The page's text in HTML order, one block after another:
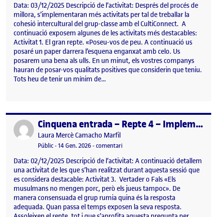
Data: 03/12/2025 Descripció de l’activitat: Després del procés de
millora, s’implementaran més activitats per tal de treballar la
cohesió intercultural del grup-classe amb el CultiConnect. A
continuació exposem algunes de les activitats més destacables:
Activitat 1. El gran repte. «Poseu-vos de peu. A continuació us
posaré un paper darrera l’esquena enganxat amb celo. Us
posarem una bena als ulls. En un minut, els vostres companys
hauran de posar-vos qualitats positives que considerin que teniu.
Tots heu de tenir un mínim de…
Publicat per Cinquena entrada – Repte 4 – Implementació
Publicat per
Laura Mercè Camacho Marfil
Visibilitat:
Públic-Data de publicació
14 Gen. 2026-comentariel Cinquena entrada – Repte 4 –
Data: 02/12/2025 Descripció de l’activitat: A continuació detallem
una activitat de les que s’han realitzat durant aquesta sessió que
es considera destacable: Activitat 3. Vertader o Fals «Els
musulmans no mengen porc, però els jueus tampoc». De
manera consensuada el grup rumia quina és la resposta
adequada. Quan passa el temps exposen la seva resposta.